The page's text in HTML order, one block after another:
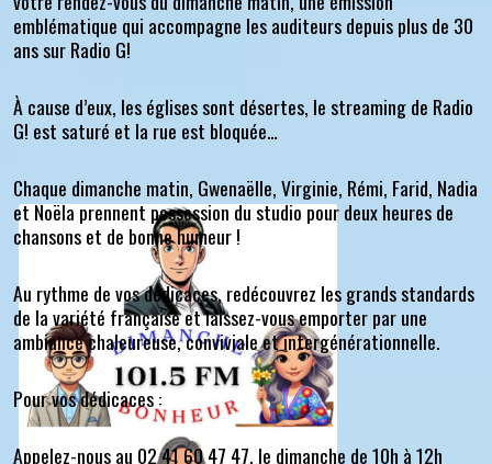
emblématique qui accompagne les auditeurs depuis plus de 30
ans sur Radio G!
À cause d’eux, les églises sont désertes, le streaming de Radio
G! est saturé et la rue est bloquée…
Chaque dimanche matin, Gwenaëlle, Virginie, Rémi, Farid, Nadia
et Noëla prennent possession du studio pour deux heures de
chansons et de bonne humeur !
Au rythme de vos dédicaces, redécouvrez les grands standards
de la variété française et laissez-vous emporter par une
ambiance chaleureuse, conviviale et intergénérationnelle.
Pour vos dédicaces :
Appelez-nous au 02 41 60 47 47, le dimanche de 10h à 12h